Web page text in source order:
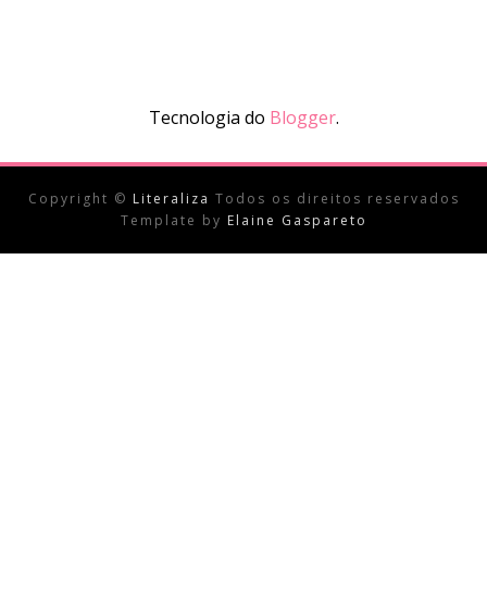
Tecnologia do Blogger.
Copyright © Literaliza Todos os direitos reservados
Template by Elaine Gaspareto